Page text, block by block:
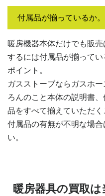
付属品が揃っているか。
暖房機器本体だけでも販
するには付属品が揃って
ポイント。
ガスストーブならガスホ
ろんのこと本体の説明書
品をすべて揃えていただく
付属品の有無が不明な場
い。
暖房器具の買取